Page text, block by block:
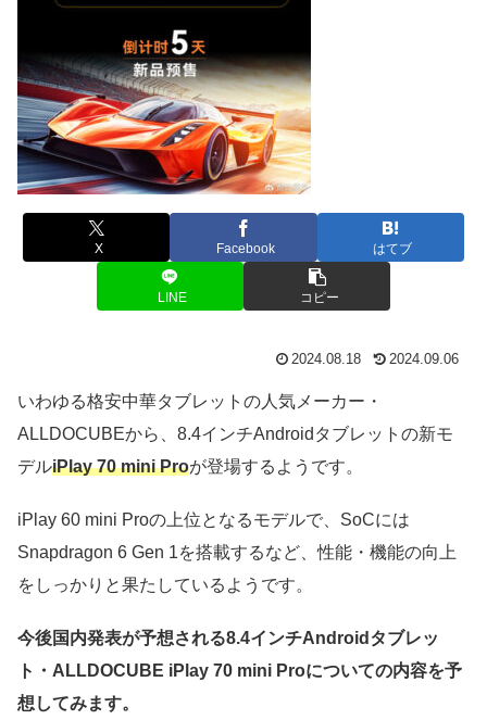
X Facebook はてブ
LINE コピー
2024.08.18 2024.09.06
いわゆる格安中華タブレットの人気メーカー・
ALLDOCUBEから、8.4インチAndroidタブレットの新モ
デルiPlay 70 mini Proが登場するようです。
iPlay 60 mini Proの上位となるモデルで、SoCには
Snapdragon 6 Gen 1を搭載するなど、性能・機能の向上
をしっかりと果たしているようです。
今後国内発表が予想される8.4インチAndroidタブレッ
ト・ALLDOCUBE iPlay 70 mini Proについての内容を予
想してみます。